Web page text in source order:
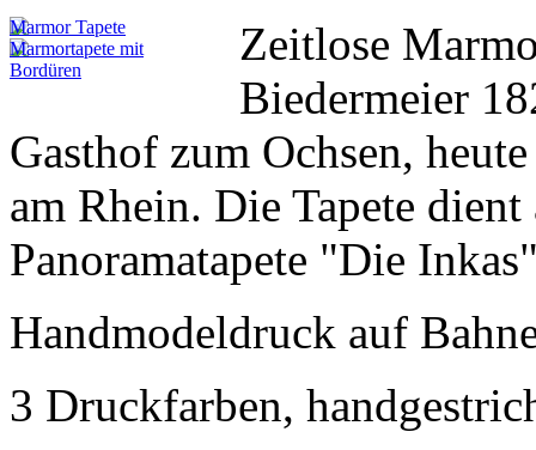
Zeitlose
Biedermeier
Gasthof zum Ochsen,
am Rhein. Die Tapete
Panoramatapete "Die
Handmodeldruck auf
3 Druckfarben,